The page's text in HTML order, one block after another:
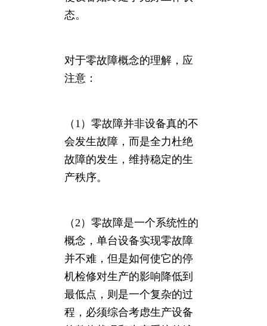
态。
对于零故障概念的理解，应
注意：
（1）零故障并非设备真的不
会发生故障，而是全力杜绝
故障的发生，维持稳定的生
产秩序。
（2）零故障是一个系统性的
概念，单台设备实现零故障
并不难，但是如何使它的停
机检修对生产的影响降低到
最低点，则是一个复杂的过
程，必须综合考虑生产设备